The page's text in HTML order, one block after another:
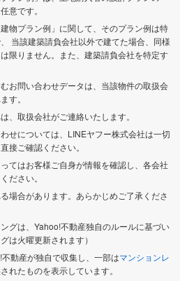
意です。
物プラン例」に関して、そのプラン例は特
当該建築請負会社以外で建てた場合、同様
限りません。また、建築請負会社を特定す
お問い合わせデータは、当該物件の取扱会
す。
、取扱会社がご連絡いたします。
せについては、LINEヤフー株式会社は一切
接ご確認ください。
てはお客様ご自身が情報を確認し、各会社
ださい。
場合があります。あらかじめご了承くださ
グは、Yahoo!不動産独自のルールに基づい
は火曜更新されます）
動産が独自で収集し、一部はマンションレ
れたものを表示しています。